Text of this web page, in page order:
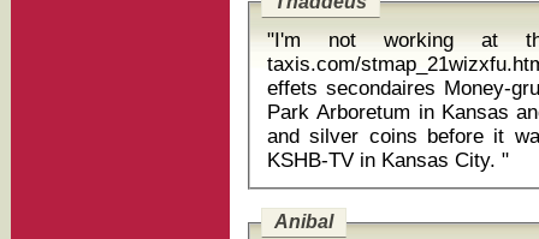
"I'm not working at
taxis.com/
effets secondaires Money-grubbing ghouls flocked to the Overland
Park Arboretum in Kansas
and silver coins before it
KSHB-TV in Kansas City. "
Anibal